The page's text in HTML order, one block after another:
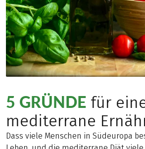
5 GRÜNDE für
mediterrane
Dass viele Menschen in Südeuropa